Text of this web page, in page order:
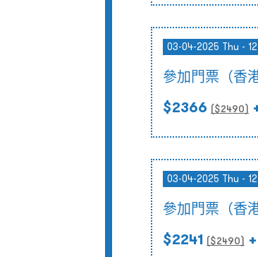
03-04-2025 Thu -
參加門票（香
$2366 ($2490)
03-04-2025 Thu -
參加門票（香
$2241 ($2490)